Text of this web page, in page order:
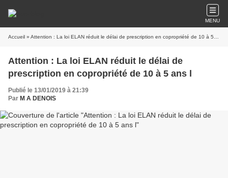
MENU
Accueil » Attention : La loi ELAN réduit le délai de prescription en copropriété de 10 à 5 ans l
Attention : La loi ELAN réduit le délai de
Publié le 13/01/2019 à 21:39
Par M A DENOIS